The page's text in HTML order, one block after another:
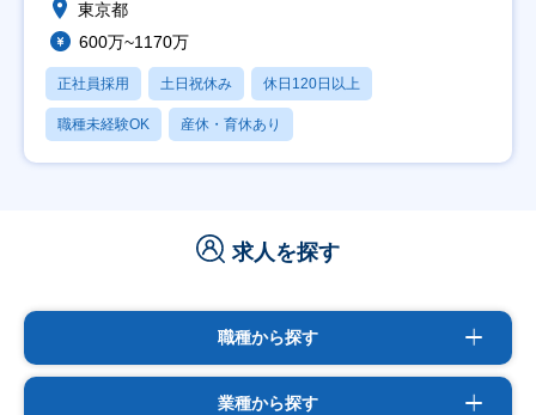
東京都
600万~1170万
正社員採用 土日祝休み 休日120日以上
職種未経験OK 産休・育休あり
求人を探す
職種から探す
業種から探す